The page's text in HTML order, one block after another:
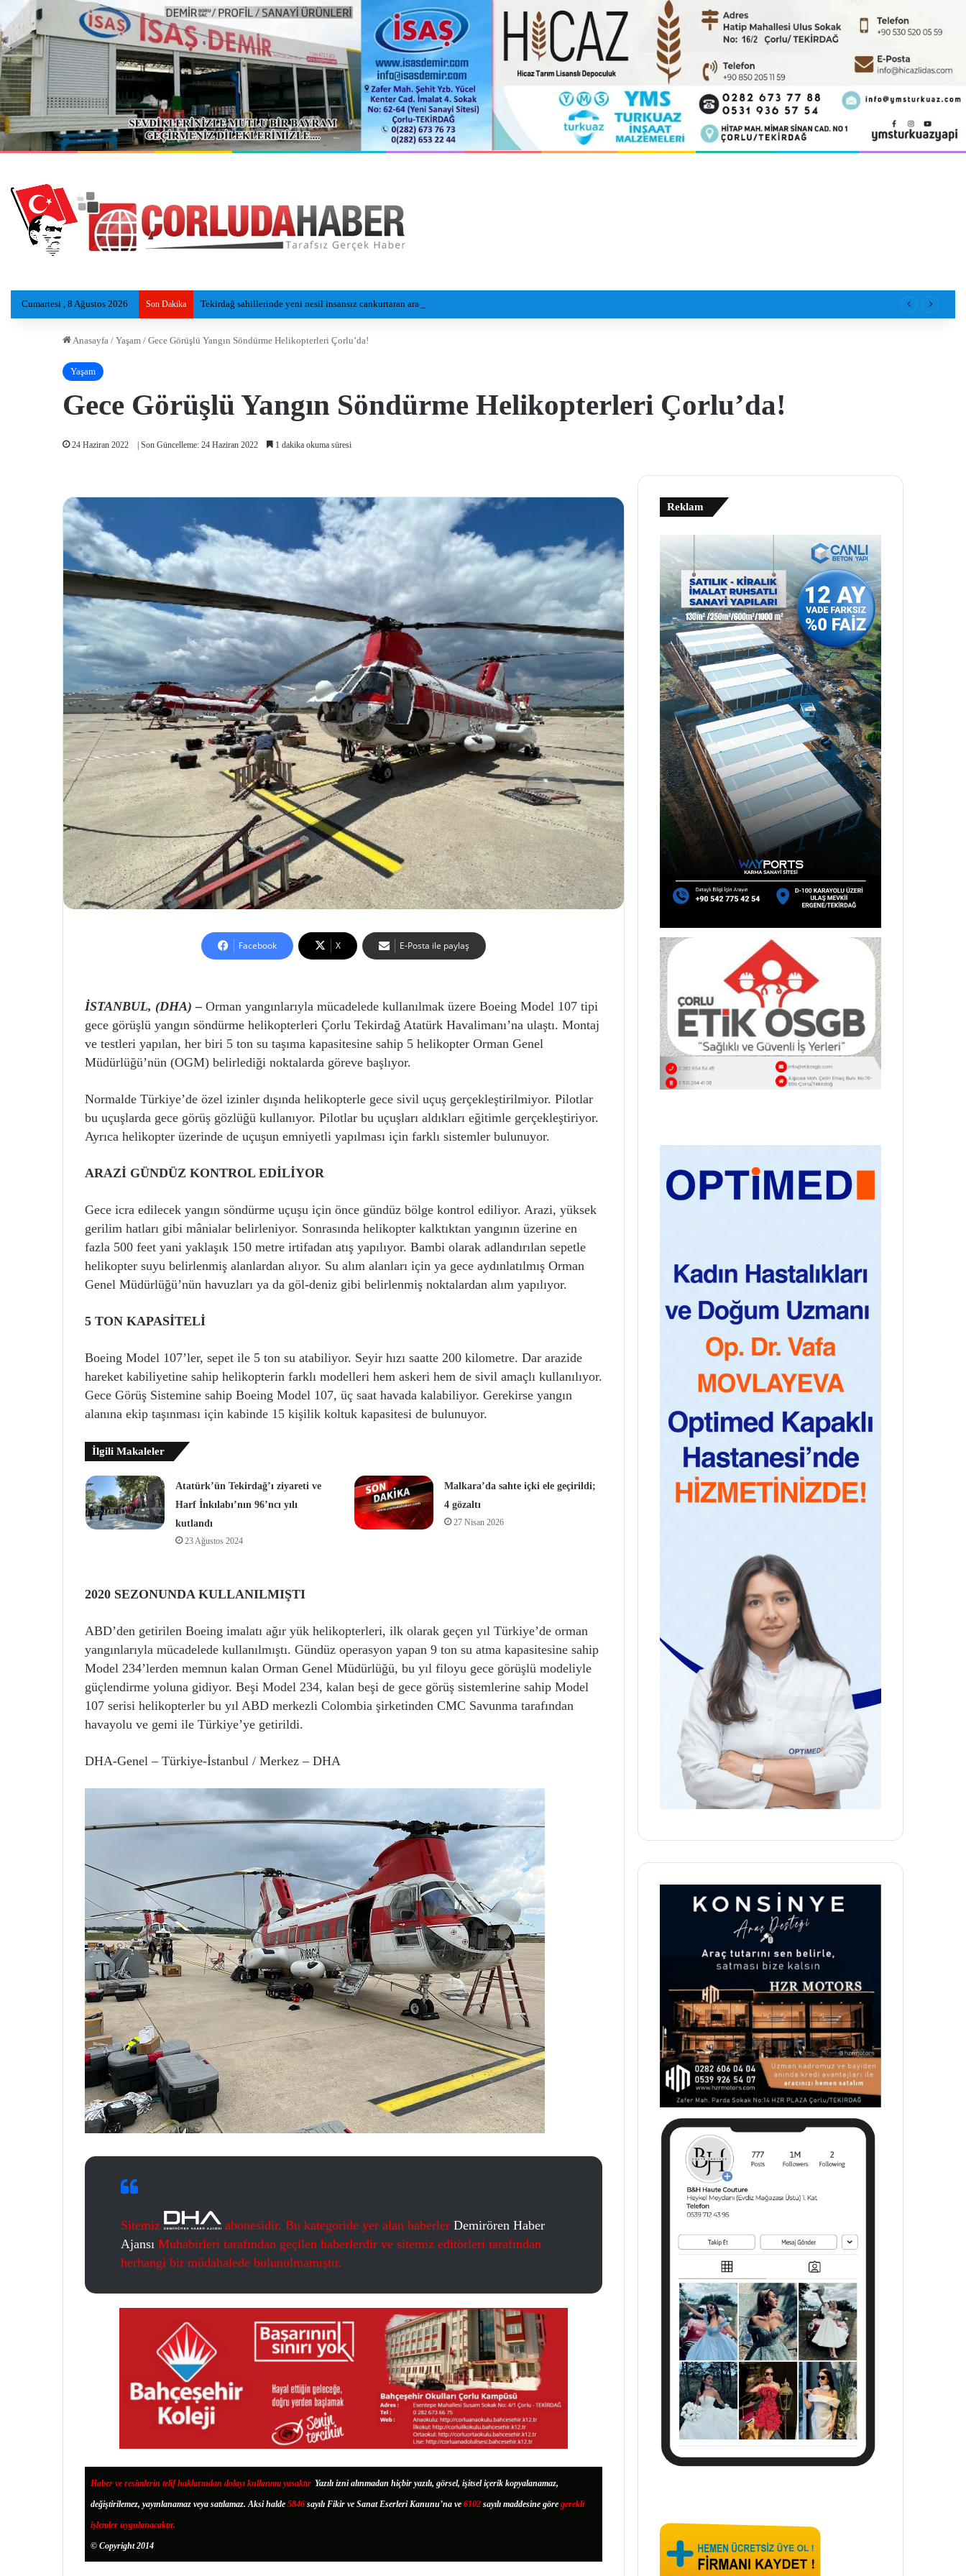
Cumartesi , 8 Ağustos 2026 Son Dakika Tekirdağ sahillerinde yeni nesil insansız cankurtaran araçları görevde
Anasayfa / Yaşam / Gece Görüşlü Yangın Söndürme Helikopterleri Çorlu’da!
Yaşam
Gece Görüşlü Yangın Söndürme Helikopterleri Çorlu’da!
24 Haziran 2022 | Son Güncelleme: 24 Haziran 2022 1 dakika okuma süresi
Facebook X E-Posta ile paylaş
İSTANBUL, (DHA) – Orman yangınlarıyla mücadelede kullanılmak üzere Boeing Model 107 tipi
gece görüşlü yangın söndürme helikopterleri Çorlu Tekirdağ Atatürk Havalimanı’na ulaştı. Montaj
ve testleri yapılan, her biri 5 ton su taşıma kapasitesine sahip 5 helikopter Orman Genel
Müdürlüğü’nün (OGM) belirlediği noktalarda göreve başlıyor.
Normalde Türkiye’de özel izinler dışında helikopterle gece sivil uçuş gerçekleştirilmiyor. Pilotlar
bu uçuşlarda gece görüş gözlüğü kullanıyor. Pilotlar bu uçuşları aldıkları eğitimle gerçekleştiriyor.
Ayrıca helikopter üzerinde de uçuşun emniyetli yapılması için farklı sistemler bulunuyor.
ARAZİ GÜNDÜZ KONTROL EDİLİYOR
Gece icra edilecek yangın söndürme uçuşu için önce gündüz bölge kontrol ediliyor. Arazi, yüksek
gerilim hatları gibi mânialar belirleniyor. Sonrasında helikopter kalktıktan yangının üzerine en
fazla 500 feet yani yaklaşık 150 metre irtifadan atış yapılıyor. Bambi olarak adlandırılan sepetle
helikopter suyu belirlenmiş alanlardan alıyor. Su alım alanları için ya gece aydınlatılmış Orman
Genel Müdürlüğü’nün havuzları ya da göl-deniz gibi belirlenmiş noktalardan alım yapılıyor.
5 TON KAPASİTELİ
Boeing Model 107’ler, sepet ile 5 ton su atabiliyor. Seyir hızı saatte 200 kilometre. Dar arazide
hareket kabiliyetine sahip helikopterin farklı modelleri hem askeri hem de sivil amaçlı kullanılıyor.
Gece Görüş Sistemine sahip Boeing Model 107, üç saat havada kalabiliyor. Gerekirse yangın
alanına ekip taşınması için kabinde 15 kişilik koltuk kapasitesi de bulunuyor.
İlgili Makaleler
Atatürk’ün Tekirdağ’ı ziyareti ve
Harf İnkılabı’nın 96’ncı yılı
kutlandı
23 Ağustos 2024
Malkara’da sahte içki ele geçirildi;
4 gözaltı
27 Nisan 2026
2020 SEZONUNDA KULLANILMIŞTI
ABD’den getirilen Boeing imalatı ağır yük helikopterleri, ilk olarak geçen yıl Türkiye’de orman
yangınlarıyla mücadelede kullanılmıştı. Gündüz operasyon yapan 9 ton su atma kapasitesine sahip
Model 234’lerden memnun kalan Orman Genel Müdürlüğü, bu yıl filoyu gece görüşlü modeliyle
güçlendirme yoluna gidiyor. Beşi Model 234, kalan beşi de gece görüş sistemlerine sahip Model
107 serisi helikopterler bu yıl ABD merkezli Colombia şirketinden CMC Savunma tarafından
havayolu ve gemi ile Türkiye’ye getirildi.
DHA-Genel – Türkiye-İstanbul / Merkez – DHA
Sitemiz abonesidir. Bu kategoride yer alan haberler Demirören Haber
Ajansı Muhabirleri tarafından geçilen haberlerdir ve sitemiz editörleri tarafından
herhangi bir müdahalede bulunulmamıştır.
Haber ve resimlerin telif haklarından dolayı kullanımı yasaktır. Yazılı izni alınmadan hiçbir yazılı, görsel, işitsel içerik kopyalanamaz,
değiştirilemez, yayınlanamaz veya satılamaz. Aksi halde 5846 sayılı Fikir ve Sanat Eserleri Kanunu’na ve 6102 sayılı maddesine göre gerekli
işlemler uygulanacaktır.
© Copyright 2014
Reklam